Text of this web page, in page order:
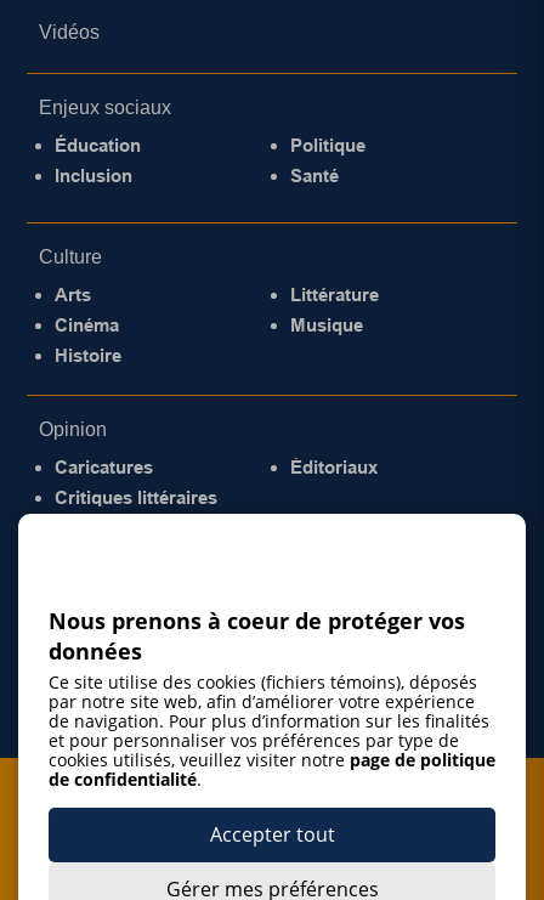
Vidéos
Enjeux sociaux
Éducation
Inclusion
Politique
Santé
Culture
Arts
Cinéma
Histoire
Littérature
Musique
Opinion
Caricatures
Critiques littéraires
Éditoriaux
Je m'abonne à l'infolettre
Nous prenons à coeur de protéger vos
données
Ce site utilise des cookies (fichiers témoins), déposés
par notre site web, afin d’améliorer votre expérience
de navigation. Pour plus d’information sur les finalités
et pour personnaliser vos préférences par type de
cookies utilisés, veuillez visiter notre page de politique
de confidentialité.
Accepter tout
Gérer mes préférences